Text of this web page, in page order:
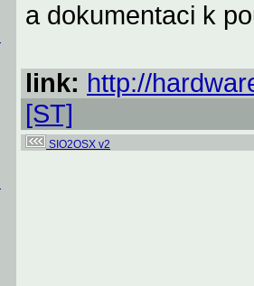
a dokumentaci k
link: http://
[ST]
SIO2OSX v2